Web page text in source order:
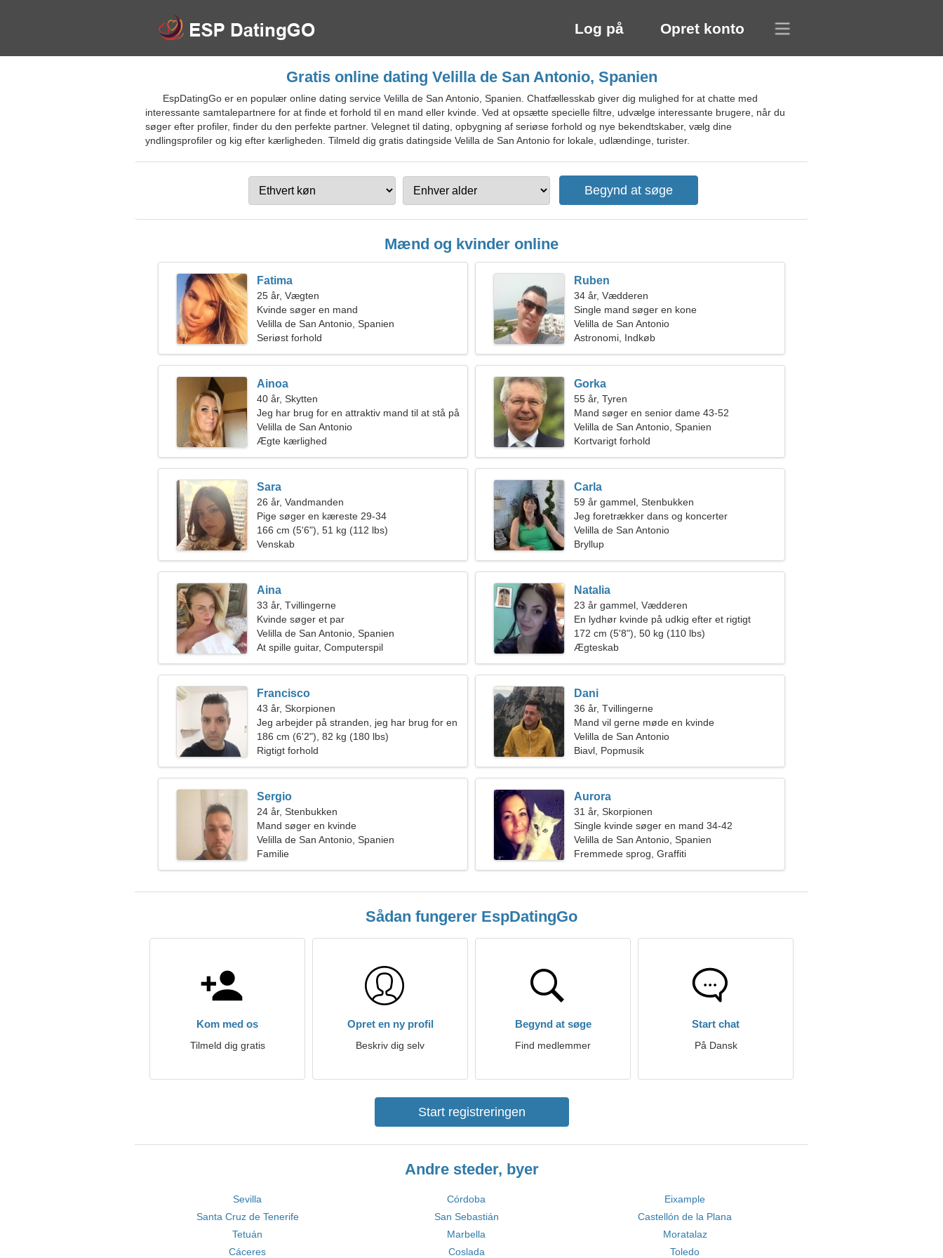
Log på Opret konto
Gratis online dating Velilla de San Antonio, Spanien
EspDatingGo er en populær online dating service Velilla de San Antonio, Spanien. Chatfællesskab giver dig mulighed for at chatte med
interessante samtalepartnere for at finde et forhold til en mand eller kvinde. Ved at opsætte specielle filtre, udvælge interessante brugere, når du
søger efter profiler, finder du den perfekte partner. Velegnet til dating, opbygning af seriøse forhold og nye bekendtskaber, vælg dine
yndlingsprofiler og kig efter kærligheden. Tilmeld dig gratis datingside Velilla de San Antonio for lokale, udlændinge, turister.
Mænd og kvinder online
Fatima
25 år, Vægten
Kvinde søger en mand
Velilla de San Antonio, Spanien
Seriøst forhold
Ruben
34 år, Vædderen
Single mand søger en kone
Velilla de San Antonio
Astronomi, Indkøb
Ainoa
40 år, Skytten
Jeg har brug for en attraktiv mand til at stå på
ski sammen
Velilla de San Antonio
Ægte kærlighed
Gorka
55 år, Tyren
Mand søger en senior dame 43-52
Velilla de San Antonio, Spanien
Kortvarigt forhold
Sara
26 år, Vandmanden
Pige søger en kæreste 29-34
166 cm (5'6"), 51 kg (112 lbs)
Venskab
Carla
59 år gammel, Stenbukken
Jeg foretrækker dans og koncerter
Velilla de San Antonio
Bryllup
Aina
33 år, Tvillingerne
Kvinde søger et par
Velilla de San Antonio, Spanien
At spille guitar, Computerspil
Natalia
23 år gammel, Vædderen
En lydhør kvinde på udkig efter et rigtigt
forhold
172 cm (5'8"), 50 kg (110 lbs)
Ægteskab
Francisco
43 år, Skorpionen
Jeg arbejder på stranden, jeg har brug for en
sej kvinde
186 cm (6'2"), 82 kg (180 lbs)
Rigtigt forhold
Dani
36 år, Tvillingerne
Mand vil gerne møde en kvinde
Velilla de San Antonio
Biavl, Popmusik
Sergio
24 år, Stenbukken
Mand søger en kvinde
Velilla de San Antonio, Spanien
Familie
Aurora
31 år, Skorpionen
Single kvinde søger en mand 34-42
Velilla de San Antonio, Spanien
Fremmede sprog, Graffiti
Sådan fungerer EspDatingGo
Kom med os
Tilmeld dig gratis
Opret en ny profil
Beskriv dig selv
Begynd at søge
Find medlemmer
Start chat
På Dansk
Start registreringen
Andre steder, byer
Sevilla Córdoba
Eixample
Santa Cruz de Tenerife
San Sebastián
Castellón de la Plana
Tetuán
Marbella
Moratalaz
Cáceres
Coslada Toledo